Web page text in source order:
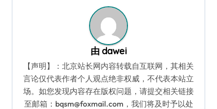
由 dawei
【声明】：北京站长网内容转载自互联网，其相关
言论仅代表作者个人观点绝非权威，不代表本站立
场。如您发现内容存在版权问题，请提交相关链接
至邮箱：bqsm@foxmail.com，我们将及时予以处